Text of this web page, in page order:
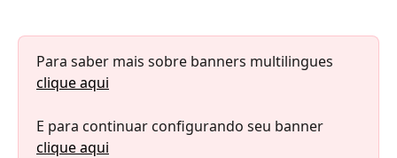
Para saber mais sobre banners multilingues
clique aqui
E para continuar configurando seu banner
clique aqui